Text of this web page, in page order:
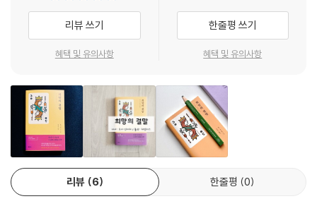
나겠네요.”
“아무튼 조용히 쉬세요.”
승무원은 자리를 떠났다. 왜 이렇게 괴상망측한 승객들만 모였을까. 승객
이란 본래 이런 사람인 법일까? 평소에는 자기 이야기를 입 밖에 내지 않으
---「상공의 저승사자」중에서
아하, 녀석들이 그 사고 조종 장치를 작동시켰군. 발견되지 않는 곳에 숨겨
두고, 인명 존중, 평화, 인구 일정 유지 등의 상태로 작동을 세팅했겠지. 분
한 마음도 들었다. 나의 사고가 컨트롤당한다고 생각하면, 너무 화가 났다.
시험 삼아 누군가를 죽여 볼까? 그런 생각까지는 할 수 있지만, 실행으로
옮기려고 하면 도무지 의지가 발동하지 않았다.
그의 단편들은 2008년 국내에 처음 소개된 이후, 안타깝게도 절판되어 오
랫동안 구할 수 없었다. 그런 만큼 새로운 번역과 편집으로 구성된 하빌리
스의 「호시 신이치 쇼트-쇼트 시리즈」는 그의 작품이 재출간되기를 바란
장하는 독자들 곁에서 오래도록 의미 있게 존재할 수 있도록 띠지 뒷면을
자르면 책갈피가 되도록 구성하였고, 속표지와 커버를 각각 다른 콘셉트로
디자인하는 등, 만듦새에도 특별히 공을 들였다.
“한 번 더 게임에 도전하시겠습니까?”
지루한 현실을 견뎌 내거나
당신을 기다리는 타락에 몸을 맡기거나.
리뷰 쓰기
혜택 및 유의사항
한줄평 쓰기
혜택 및 유의사항
리뷰 6 한줄평 0